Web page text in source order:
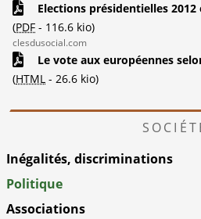
Elections présidentielles
(PDF - 116.6 kio)
clesdusocial.com
Le vote aux européennes
(HTML - 26.6 kio)
Inégalités, discriminations
Politique
Associations